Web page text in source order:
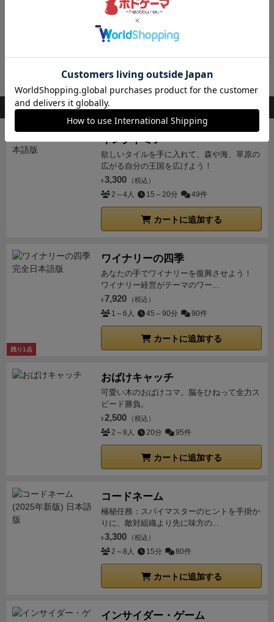
20万部突破の人気ボードゲーム『ナインタイ
ル』が上級版になって新登場！
¥ 2,970（税込）
カートに追加する
このボードゲームを持ってる人が購入した商品
キングドミノ
欲しいタイルを手に入れて、森や海、草原の
広がる自分の王国を広げよう！
¥ 3,300 （税込）
2～4人 15～20分 49件
カートに追加する
残り1点
ワイナリーの四季
あなたの手でワイナリーを復興させよう！
ワイナリー経営がテーマのワー...
¥ 7,920 （税込）
1～6人 45～90分 90件
カートに追加する
おばけキャッチ
可愛い木のおばけコマ。脳をひねって全力ス
ピード勝負。
¥ 2,500 （税込）
2～8人 20分 95件
カートに追加する
コードネーム
極秘任務：スパイマスターのヒントを手掛か
りに、敵対組織より先に味方の...
¥ 3,300 （税込）
2～8人 15分 80件
カートに追加する
インサイダー・ゲーム